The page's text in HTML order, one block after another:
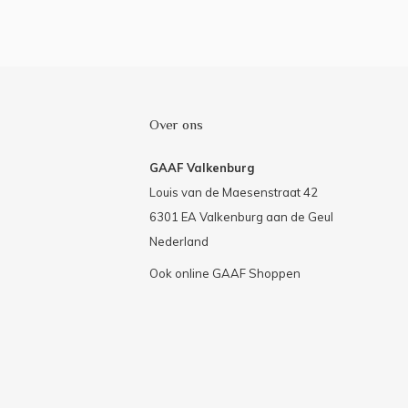
Over ons
GAAF Valkenburg
Louis van de Maesenstraat 42
6301 EA Valkenburg aan de Geul
Nederland
Ook online GAAF Shoppen